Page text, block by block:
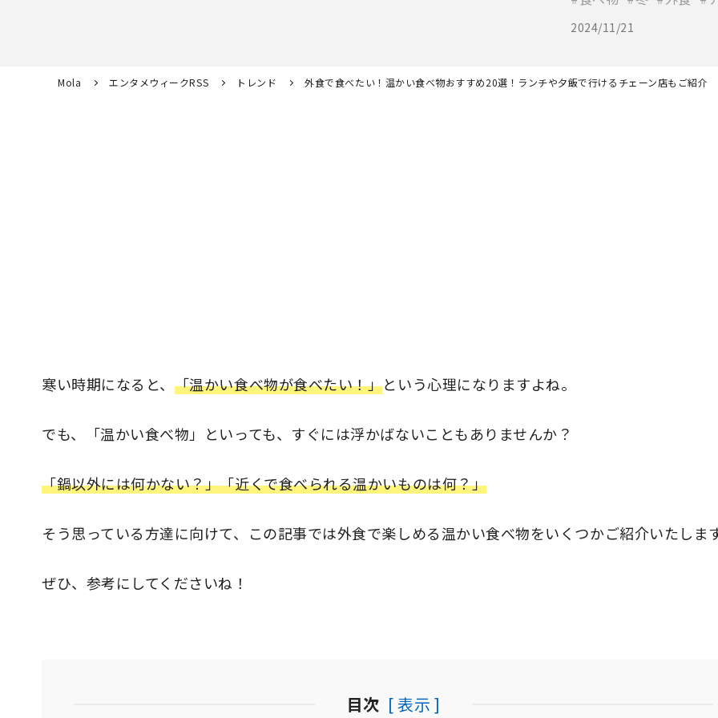
2024/11/21
Mola エンタメウィークRSS トレンド 外食で食べたい！温かい食べ物おすすめ20選！ランチや夕飯で行けるチェーン店もご紹介
寒い時期になると、 「温かい食べ物が食べたい！」という心理になりますよね。
でも、「温かい食べ物」といっても、すぐには浮かばないこともありませんか？
「鍋以外には何かない？」「近くで食べられる温かいものは何？」
そう思っている方達に向けて、この記事では外食で楽しめる温かい食べ物をいくつかご紹介いたしま
ぜひ、参考にしてくださいね！
目次 [ 表示 ]